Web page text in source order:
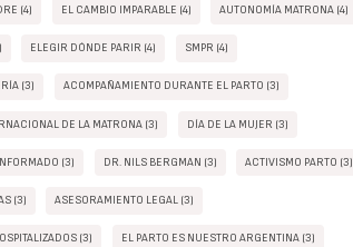
(4) EL CAMBIO IMPARABLE (4) AUTONOMÍA MATRONA (4)
ELEGIR DÓNDE PARIR (4) SMPR (4)
(3) ACOMPAÑAMIENTO DURANTE EL PARTO (3)
DE LA MATRONA (3) DÍA DE LA MUJER (3)
(3) DR. NILS BERGMAN (3) ACTIVISMO PARTO (3)
(3) ASESORAMIENTO LEGAL (3)
(3) EL PARTO ES NUESTRO ARGENTINA (3)